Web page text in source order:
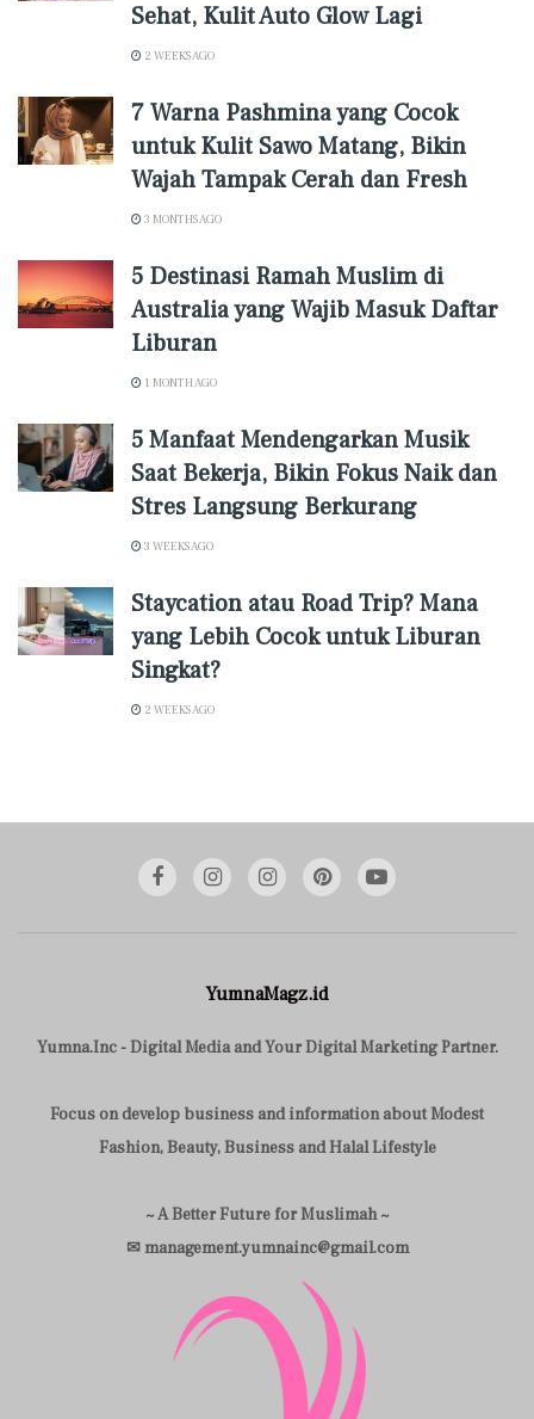
Sehat, Kulit Auto Glow Lagi
2 WEEKS AGO
7 Warna Pashmina yang Cocok
untuk Kulit Sawo Matang, Bikin
Wajah Tampak Cerah dan Fresh
3 MONTHS AGO
5 Destinasi Ramah Muslim di
Australia yang Wajib Masuk Daftar
Liburan
1 MONTH AGO
5 Manfaat Mendengarkan Musik
Saat Bekerja, Bikin Fokus Naik dan
Stres Langsung Berkurang
3 WEEKS AGO
Staycation atau Road Trip? Mana
yang Lebih Cocok untuk Liburan
Singkat?
2 WEEKS AGO
YumnaMagz.id
Yumna.Inc - Digital Media and Your Digital Marketing Partner.
Focus on develop business and information about Modest
Fashion, Beauty, Business and Halal Lifestyle
~ A Better Future for Muslimah ~
✉ management.yumnainc@gmail.com